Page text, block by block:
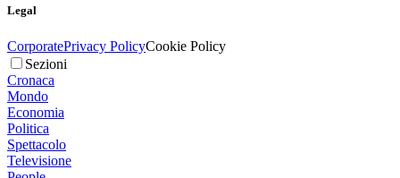
Legal
CorporatePrivacy PolicyCookie Policy
Sezioni
Cronaca
Mondo
Economia
Politica
Spettacolo
Televisione